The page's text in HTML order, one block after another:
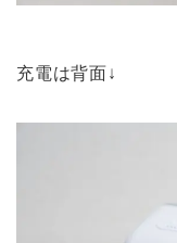
充電は背面↓